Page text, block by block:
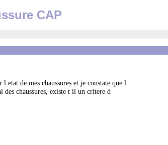
CAP
de mes chaussures et je constate que l
des chaussures, existe t il un critere d